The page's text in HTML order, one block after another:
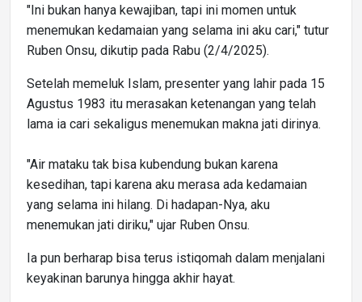
"Ini bukan hanya kewajiban, tapi ini momen untuk
menemukan kedamaian yang selama ini aku cari," tutur
Ruben Onsu, dikutip pada Rabu (2/4/2025).
Setelah memeluk Islam, presenter yang lahir pada 15
Agustus 1983 itu merasakan ketenangan yang telah
lama ia cari sekaligus menemukan makna jati dirinya.
"Air mataku tak bisa kubendung bukan karena
kesedihan, tapi karena aku merasa ada kedamaian
yang selama ini hilang. Di hadapan-Nya, aku
menemukan jati diriku," ujar Ruben Onsu.
Ia pun berharap bisa terus istiqomah dalam menjalani
keyakinan barunya hingga akhir hayat.